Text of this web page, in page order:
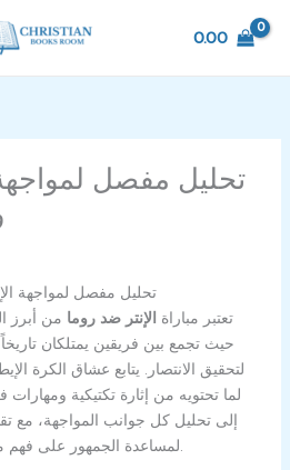
0.00
تحليل مفصل
تحليل مفصل لمواجهة
تعتبر مباراة الإنتر ضد روما من أبرز
حيث تجمع بين فريقين يمتلكان
لتحقيق الانتصار. يتابع عشاق الكرة
لما تحتويه من إثارة تكتيكية ومهارات
إلى تحليل كل جوانب المواجهة، مع
لمساعدة الجمهور على فهم مجريات المباراة بشكل أفضل.